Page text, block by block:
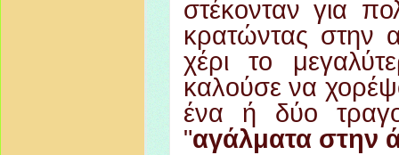
στέκονταν για
κρατώντας στην
χέρι το
καλούσε να
ένα ή δύο
"αγάλματα στην